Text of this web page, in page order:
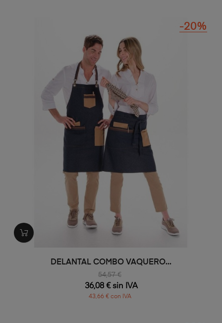
DELANTAL COMBO VAQUERO...
54,57 €
-20%
36,08 € sin IVA
43,66 € con IVA